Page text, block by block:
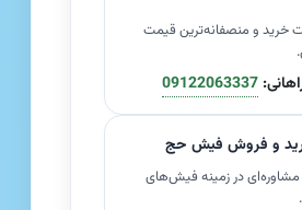
خرید و منصفانه‌ترین قیمت
09122063337
و فروش فیش حج
مشاوره‌ای در زمینه فیش‌های